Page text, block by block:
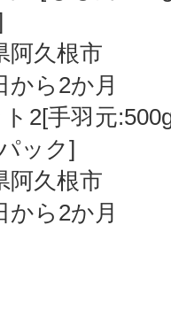
久根市
ら2か月
ト2[手羽元
ック]
久根市
ら2か月